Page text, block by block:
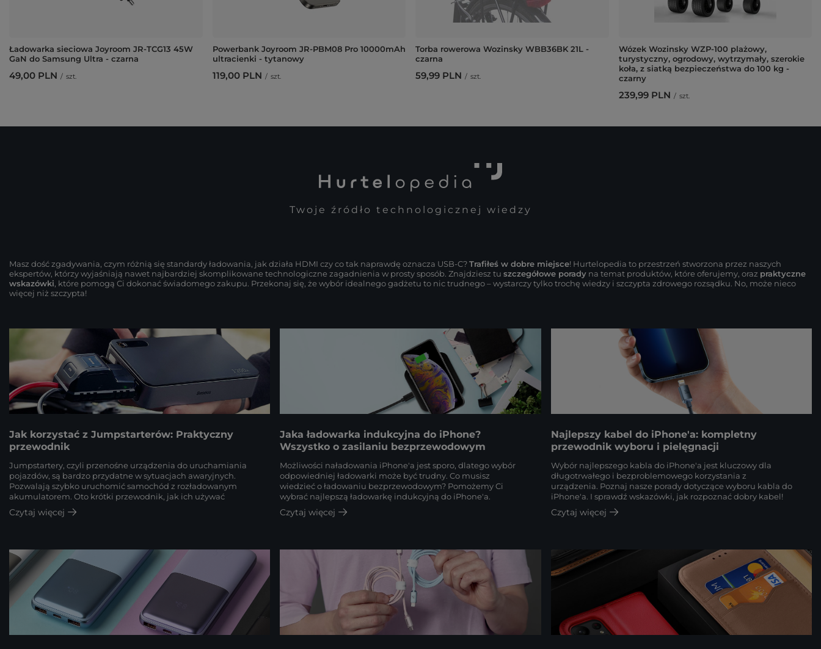
Ładowarka sieciowa Joyroom JR-TCG13 45W
GaN do Samsung Ultra - czarna
49,00 PLN / szt.
Powerbank Joyroom JR-PBM08 Pro 10000mAh
ultracienki - tytanowy
119,00 PLN / szt.
Torba rowerowa Wozinsky WBB36BK 21L -
czarna
59,99 PLN / szt.
Wózek Wozinsky WZP-100 plażowy,
turystyczny, ogrodowy, wytrzymały, szerokie
koła, z siatką bezpieczeństwa do 100 kg -
czarny
239,99 PLN / szt.
Twoje źródło technologicznej wiedzy
Masz dość zgadywania, czym różnią się standardy ładowania, jak działa HDMI czy co tak naprawdę oznacza USB-C?Trafiłeś w dobre miejsce! Hurtelopedia to przestrzeń stworzona przez naszych
ekspertów, którzy wyjaśniają nawet najbardziej skomplikowane technologiczne zagadnienia w prosty sposób. Znajdziesz tu szczegółowe porady na temat produktów, które oferujemy, oraz praktyczne
wskazówki, które pomogą Ci dokonać świadomego zakupu. Przekonaj się, że wybór idealnego gadżetu to nic trudnego – wystarczy tylko trochę wiedzy i szczypta zdrowego rozsądku. No, może nieco
więcej niż szczypta!
Jak korzystać z Jumpstarterów: Praktyczny
przewodnik
Jumpstartery, czyli przenośne urządzenia do uruchamiania
pojazdów, są bardzo przydatne w sytuacjach awaryjnych.
Pozwalają szybko uruchomić samochód z rozładowanym
akumulatorem. Oto krótki przewodnik, jak ich używać
Czytaj więcej
Jaka ładowarka indukcyjna do iPhone?
Wszystko o zasilaniu bezprzewodowym
Możliwości naładowania iPhone'a jest sporo, dlatego wybór
odpowiedniej ładowarki może być trudny. Co musisz
wiedzieć o ładowaniu bezprzewodowym? Pomożemy Ci
wybrać najlepszą ładowarkę indukcyjną do iPhone'a.
Czytaj więcej
Najlepszy kabel do iPhone'a: kompletny
przewodnik wyboru i pielęgnacji
Wybór najlepszego kabla do iPhone'a jest kluczowy dla
długotrwałego i bezproblemowego korzystania z
urządzenia. Poznaj nasze porady dotyczące wyboru kabla do
iPhone'a. I sprawdź wskazówki, jak rozpoznać dobry kabel!
Czytaj więcej